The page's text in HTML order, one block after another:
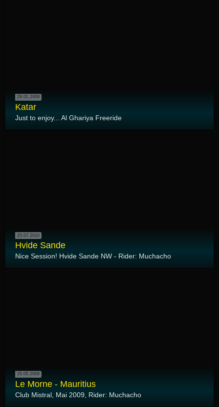
29.01.2009
Katar
Just to enjoy... Al Ghariya Freeride
25.07.2010
Hvide Sande
Nice Session! Hvide Sande NW - Rider: Muchacho
25.05.2009
Le Morne - Mauritius
Club Mistral, Mai 2009, Rider: Muchacho